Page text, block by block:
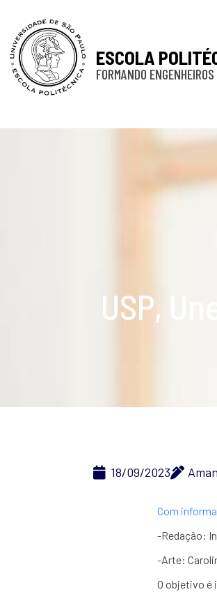
ESCOLA
FORMANDO
USP,
18/09/2023
Com
-Redação:
-Arte:
O objetivo é